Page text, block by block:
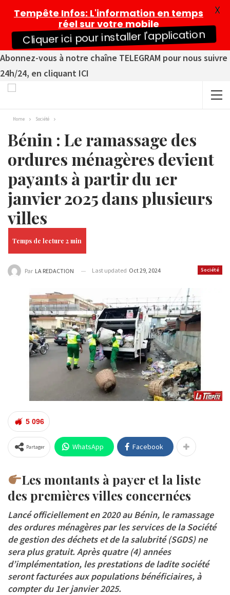
Abonnez-vous à notre chaîne TELEGRAM pour nous suivre
24h/24, en cliquant ICI
Home Société
Bénin : Le ramassage des
ordures ménagères devient
payants à partir du 1er
janvier 2025 dans plusieurs
villes
Société
Par LA REDACTION Last updated Oct 29, 2024
5 096
Partager WhatsApp Facebook
Les montants à payer et la liste
des premières villes concernées
Lancé officiellement en 2020 au Bénin, le ramassage
des ordures ménagères par les services de laSociété
de gestion des déchets et de la salubrité (SGDS)ne
sera plus gratuit. Après quatre (4) années
d’implémentation, les prestations de ladite société
seront facturées aux populations bénéficiaires, à
compter du 1er janvier 2025.
Tempête Infos: L'information en temps
réel sur votre mobile
Cliquer ici pour installer l'application
X